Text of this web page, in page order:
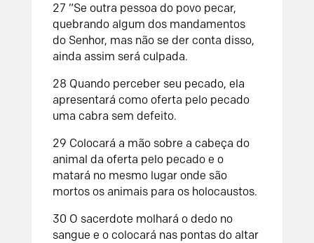
27 “Se outra pessoa do povo pecar,
quebrando algum dos mandamentos
do Senhor, mas não se der conta disso,
ainda assim será culpada.
28 Quando perceber seu pecado, ela
apresentará como oferta pelo pecado
uma cabra sem defeito.
29 Colocará a mão sobre a cabeça do
animal da oferta pelo pecado e o
matará no mesmo lugar onde são
mortos os animais para os holocaustos.
30 O sacerdote molhará o dedo no
sangue e o colocará nas pontas do altar